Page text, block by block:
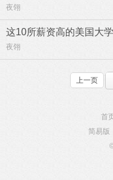
夜翎
这10所薪资高的美国大
夜翎
上一页
首
简易版